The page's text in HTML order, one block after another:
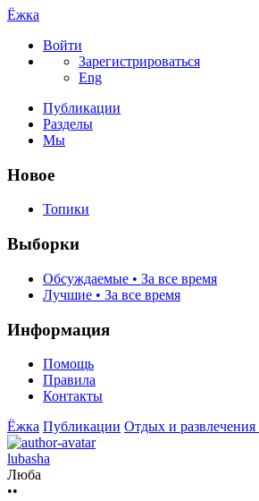
Ёжка
Войти
Зарегистрироваться
Eng
Публикации
Разделы
Мы
Новое
Топики
Выборки
Обсуждаемые • За все время
Лучшие • За все время
Информация
Помощь
Правила
Контакты
Ёжка Публикации Отдых и развлечения
lubasha
Люба
••